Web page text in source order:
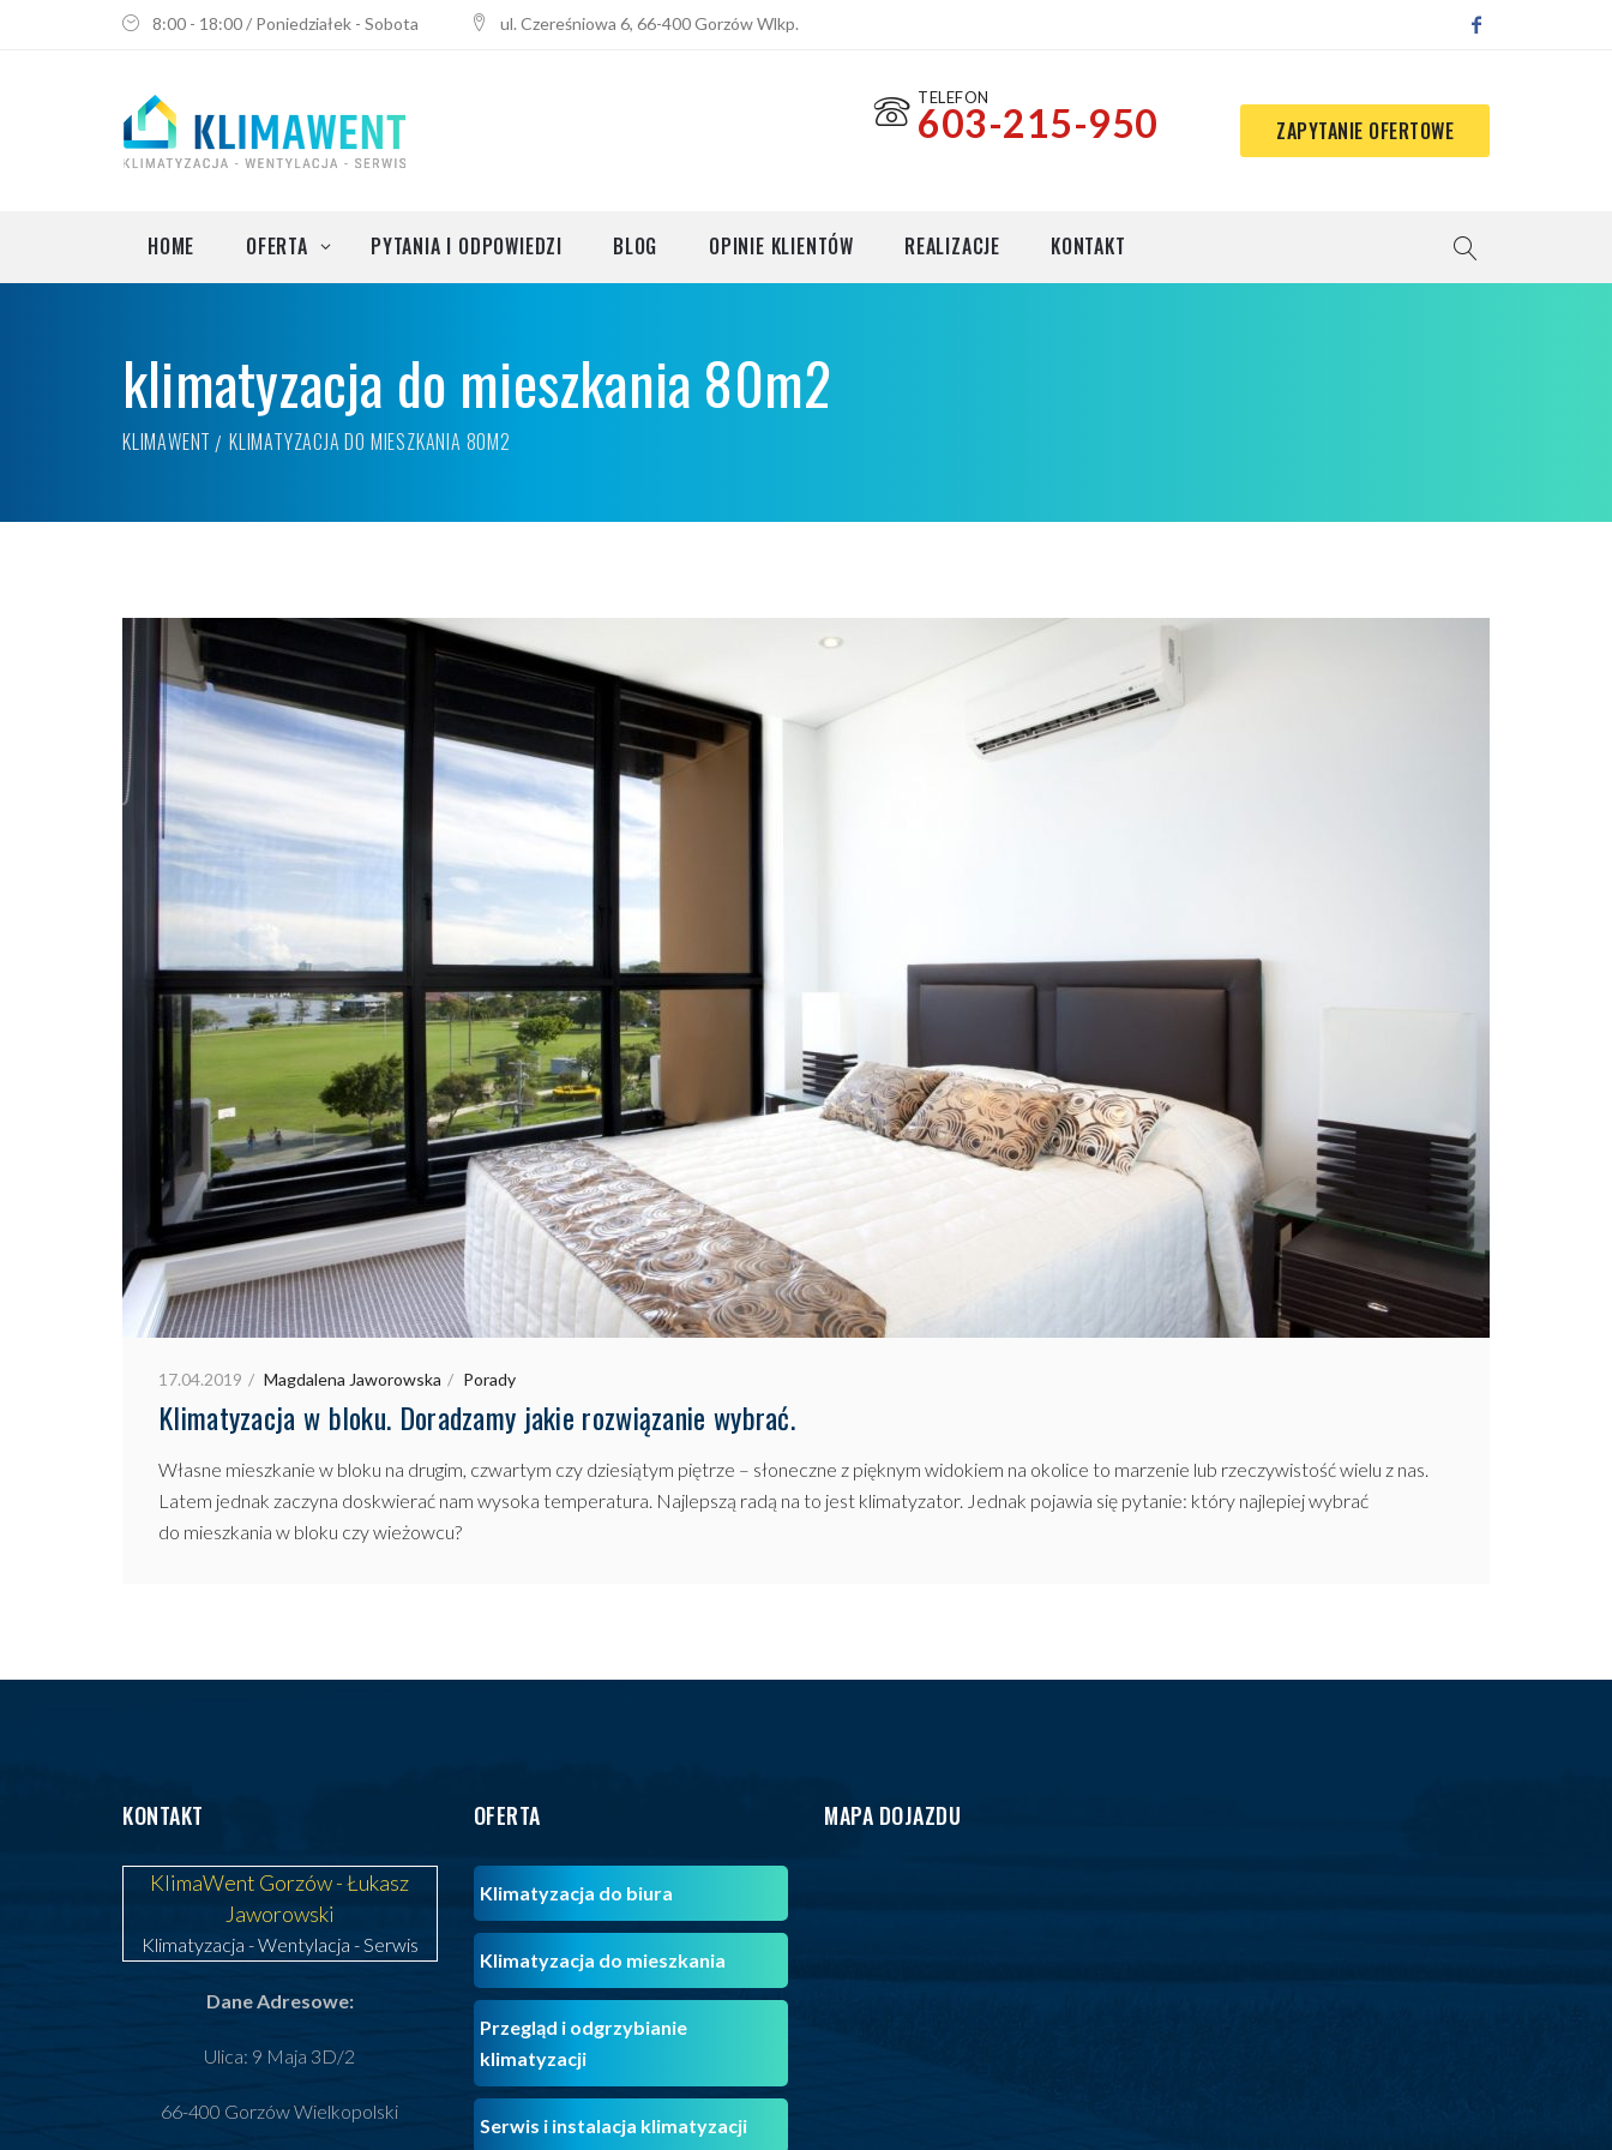
Klimatyzacja do mieszkania
Przegląd i odgrzybianie klimatyzacji
Wentylacja i rekuperacja
8:00 - 18:00 / Poniedziałek - Sobota ul. Czereśniowa 6, 66-400 Gorzów Wlkp.
TELEFON
603-215-950 ZAPYTANIE OFERTOWE
HOME OFERTA
Klimatyzacja do mieszkania
Przegląd i odgrzybianie klimatyzacji
Wentylacja i rekuperacja
PYTANIA I ODPOWIEDZI BLOG OPINIE KLIENTÓW REALIZACJE KONTAKT
klimatyzacja do mieszkania 80m2
KLIMAWENT KLIMATYZACJA DO MIESZKANIA 80M2
17.04.2019 Magdalena Jaworowska Porady
Klimatyzacja w bloku. Doradzamy jakie rozwiązanie wybrać.
Własne mieszkanie w bloku na drugim, czwartym czy dziesiątym piętrze – słoneczne z pięknym widokiem na okolice to marzenie lub rzeczywistość wielu z nas.
Latem jednak zaczyna doskwierać nam wysoka temperatura. Najlepszą radą na to jest klimatyzator. Jednak pojawia się pytanie: który najlepiej wybrać
do mieszkania w bloku czy wieżowcu?
KONTAKT
KlimaWent Gorzów - Łukasz
Jaworowski
Klimatyzacja -Wentylacja -Serwis
Dane Adresowe:
Ulica: 9 Maja 3D/2
66-400 Gorzów Wielkopolski
OFERTA
Klimatyzacja do biura
Klimatyzacja do mieszkania
Przegląd i odgrzybianie
klimatyzacji
Serwis i instalacja klimatyzacji
MAPA DOJAZDU